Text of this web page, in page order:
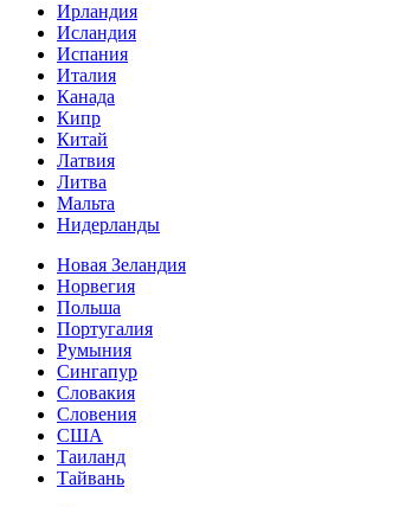
Ирландия
Исландия
Испания
Италия
Канада
Кипр
Китай
Латвия
Литва
Мальта
Нидерланды
Новая Зеландия
Норвегия
Польша
Португалия
Румыния
Сингапур
Словакия
Словения
США
Таиланд
Тайвань